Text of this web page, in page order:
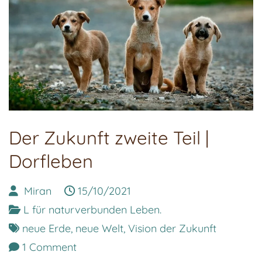
Der Zukunft zweite Teil |
Dorfleben
Miran
15/10/2021
L für naturverbunden Leben.
neue Erde, neue Welt, Vision der Zukunft
1 Commenton